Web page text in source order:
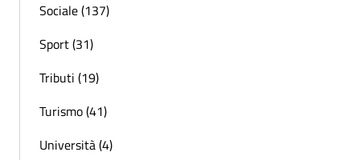
Sociale (137)
Sport (31)
Tributi (19)
Turismo (41)
Università (4)